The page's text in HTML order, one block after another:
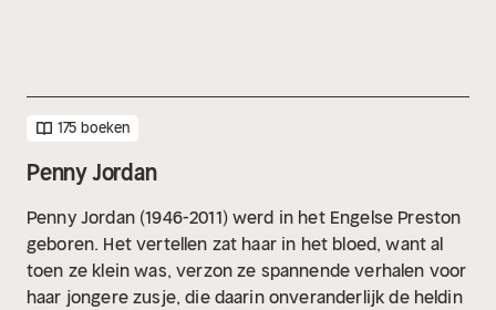
175 boeken
Penny Jordan
Penny Jordan (1946-2011) werd in het Engelse Preston
geboren. Het vertellen zat haar in het bloed, want al
toen ze klein was, verzon ze spannende verhalen voor
haar jongere zusje, die daarin onveranderlijk de heldin